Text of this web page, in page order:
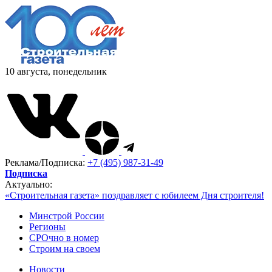
10 августа, понедельник
Реклама/Подписка: +7 (495) 987-31-49
Подписка
Актуально:
«Строительная газета» поздравляет с юбилеем Дня строителя!
Минстрой России
Регионы
СРОчно в номер
Строим на своем
Новости